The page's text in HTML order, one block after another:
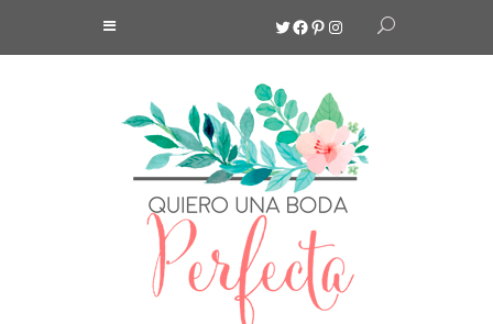
Twitter
Facebook
Pinterest
Instagram